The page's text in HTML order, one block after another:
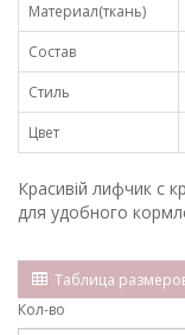
Материал(ткань)
Состав
Стиль
Цвет
Красивій лифчик с
для удобного
Таблица
Кол-во